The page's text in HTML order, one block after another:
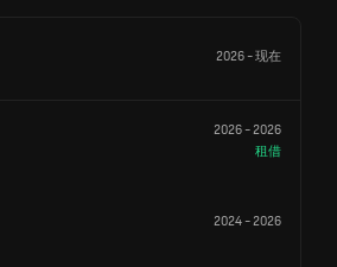
2026-现在
2026-2026
租借
2024-2026